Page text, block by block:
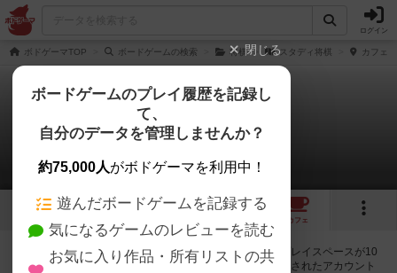
ログイン
ボドゲーマTOP ボードゲームの検索 将棋 スタディ将棋 カフェ/
スタディ将棋
10店のカフェ/スペースが提供中
2 2
カフェ
スタディ将棋で遊ぶことができるボードゲームカフェ・プレイスペースが10
店登録されています。公開プロフィールの都道府県が設定されたアカウント
閉じる
ボードゲームのプレイ履歴を記録し
て、
自分のデータを管理しませんか？
約75,000人がボドゲーマを利用中！
遊んだボードゲームを記録する
気になるゲームのレビューを読む
お気に入り作品・所有リストの共